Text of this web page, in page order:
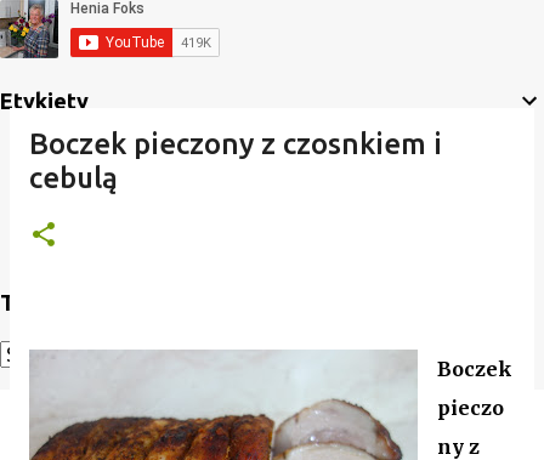
Etykiety
Translate
Boczek pieczony z czosnkiem i
cebulą
Boczek
pieczo
ny z